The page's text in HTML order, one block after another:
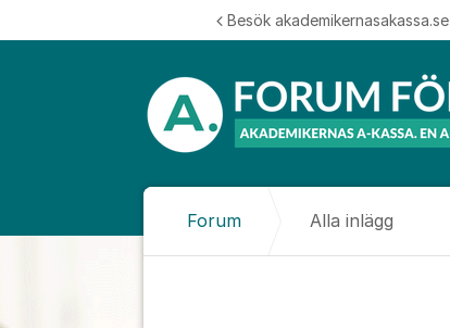
Besök akademikernasakassa.se
Forum Alla inlägg